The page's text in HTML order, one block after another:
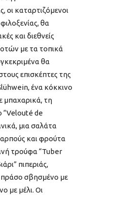
οι καταρτιζόμενοι
θα
και διεθνείς
με τα τοπικά
θα
επισκέπτες της
ένα κόκκινο
μπαχαρικά, τη
“Velouté de
μια σαλάτα
και φρούτα
τρούφα “Tuber
πιπεριάς,
πράσο σβησμένο με
με μέλι. Οι